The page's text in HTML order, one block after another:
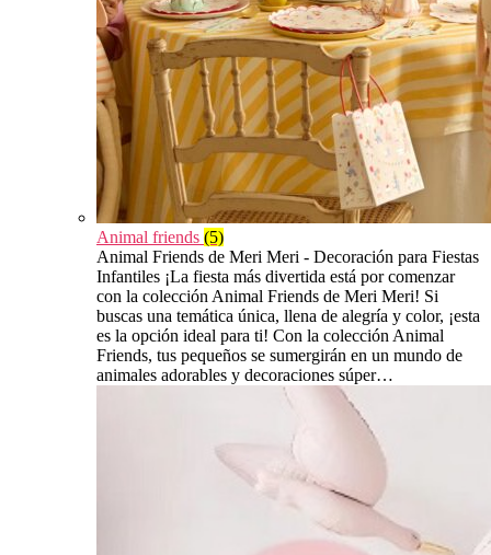
Animal friends (5)
Animal Friends de Meri Meri - Decoración para Fiestas
Infantiles ¡La fiesta más divertida está por comenzar
con la colección Animal Friends de Meri Meri! Si
buscas una temática única, llena de alegría y color, ¡esta
es la opción ideal para ti! Con la colección Animal
Friends, tus pequeños se sumergirán en un mundo de
animales adorables y decoraciones súper…